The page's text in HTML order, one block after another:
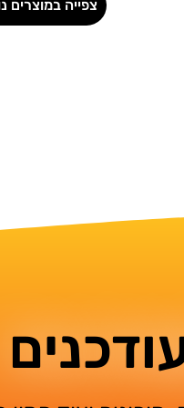
צפייה במוצרים